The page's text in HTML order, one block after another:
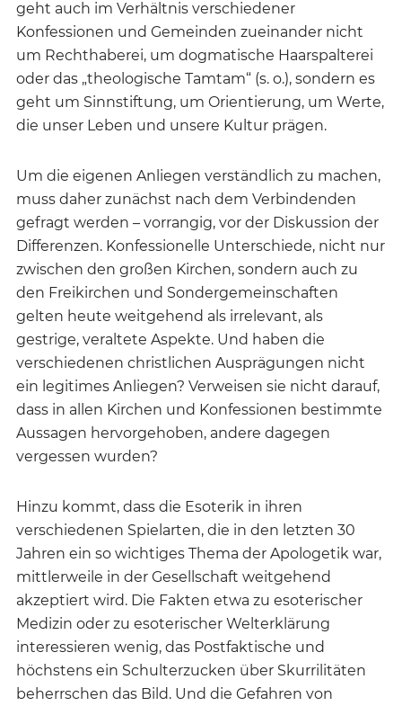
geht auch im Verhältnis verschiedener
Konfessionen und Gemeinden zueinander nicht
um Rechthaberei, um dogmatische Haarspalterei
oder das „theologische Tamtam“ (s. o.), sondern es
geht um Sinnstiftung, um Orientierung, um Werte,
die unser Leben und unsere Kultur prägen.
Um die eigenen Anliegen verständlich zu machen,
muss daher zunächst nach dem Verbindenden
gefragt werden – vorrangig, vor der Diskussion der
Differenzen. Konfessionelle Unterschiede, nicht nur
zwischen den großen Kirchen, sondern auch zu
den Freikirchen und Sondergemeinschaften
gelten heute weitgehend als irrelevant, als
gestrige, veraltete Aspekte. Und haben die
verschiedenen christlichen Ausprägungen nicht
ein legitimes Anliegen? Verweisen sie nicht darauf,
dass in allen Kirchen und Konfessionen bestimmte
Aussagen hervorgehoben, andere dagegen
vergessen wurden?
Hinzu kommt, dass die Esoterik in ihren
verschiedenen Spielarten, die in den letzten 30
Jahren ein so wichtiges Thema der Apologetik war,
mittlerweile in der Gesellschaft weitgehend
akzeptiert wird. Die Fakten etwa zu esoterischer
Medizin oder zu esoterischer Welterklärung
interessieren wenig, das Postfaktische und
höchstens ein Schulterzucken über Skurrilitäten
beherrschen das Bild. Und die Gefahren von